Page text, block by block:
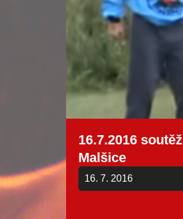
16.7.2016 soutěž
Malšice
16. 7. 2016